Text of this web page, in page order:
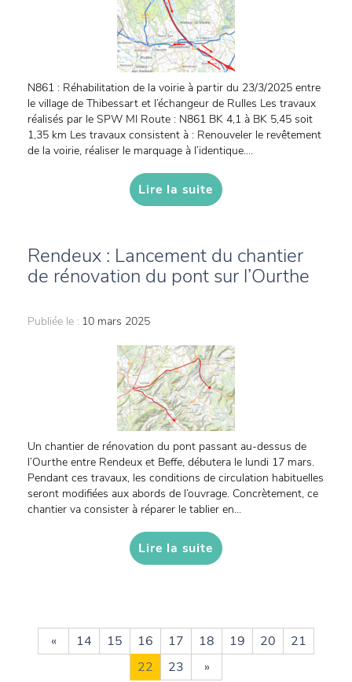
N861 : Réhabilitation de la voirie à partir du 23/3/2025 entre
le village de Thibessart et l’échangeur de Rulles Les travaux
réalisés par le SPW MI Route : N861 BK 4,1 à BK 5,45 soit
1,35 km Les travaux consistent à : Renouveler le revêtement
de la voirie, réaliser le marquage à l’identique....
Lire la suite
Rendeux : Lancement du chantier
de rénovation du pont sur l’Ourthe
Publiée le : 10 mars 2025
Un chantier de rénovation du pont passant au-dessus de
l’Ourthe entre Rendeux et Beffe, débutera le lundi 17 mars.
Pendant ces travaux, les conditions de circulation habituelles
seront modifiées aux abords de l’ouvrage. Concrètement, ce
chantier va consister à réparer le tablier en...
Lire la suite
« 14 15 16 17 18 19 20
21
22
23 »